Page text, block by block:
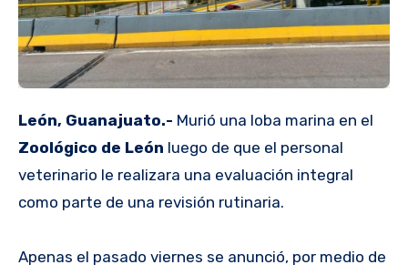
León, Guanajuato.- Murió una loba marina en el
Zoológico de León luego de que el personal
veterinario le realizara una evaluación integral
como parte de una revisión rutinaria.
Apenas el pasado viernes se anunció, por medio de